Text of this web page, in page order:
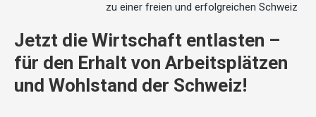
zu einer freien und erfolgreichen Schweiz
Jetzt die Wirtschaft entlasten –
für den Erhalt von Arbeitsplätzen
und Wohlstand der Schweiz!